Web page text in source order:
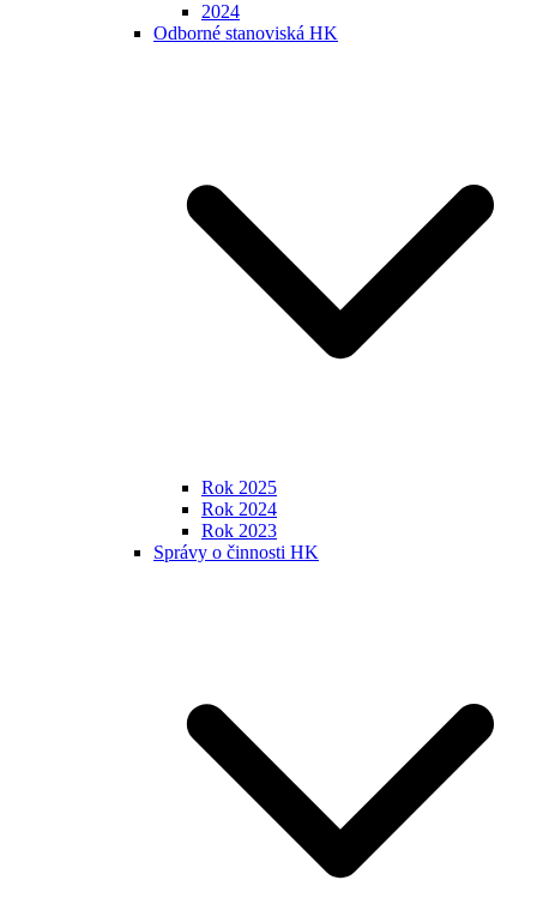
2024
Odborné stanoviská HK
Rok 2025
Rok 2024
Rok 2023
Správy o činnosti HK